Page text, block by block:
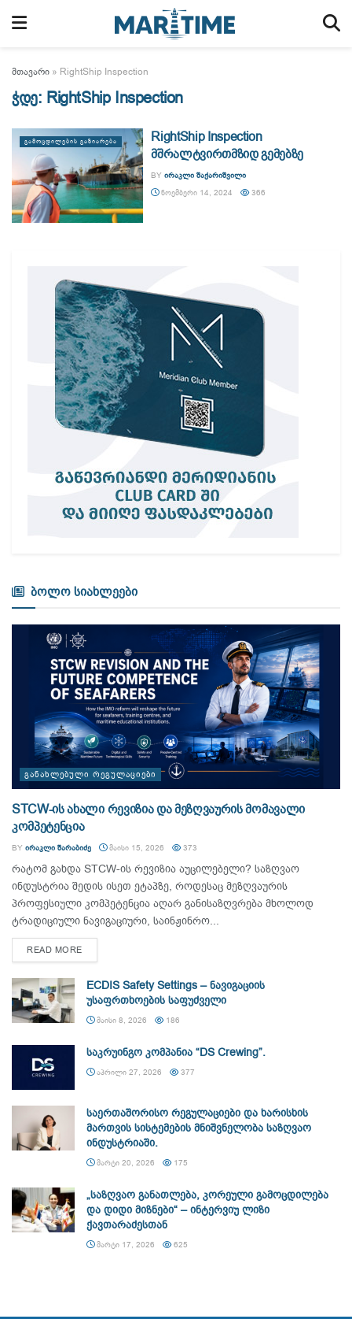
მთავარი » RightShip Inspection
ჭდე: RightShip Inspection
ᲒᲐᲛᲝᲪᲓᲘᲚᲔᲑᲘᲡ ᲒᲐᲖᲘᲐᲠᲔᲑᲐ
RightShip Inspection
მშრალტვირთმზიდ გემებზე
BY ᲘᲠᲐᲙᲚᲘ ᲨᲐᲥᲐᲠᲘᲨᲕᲘᲚᲘ
ᲜᲝᲔᲛᲑᲔᲠᲘ 14, 2024
366
ბოლო სიახლეები
ᲒᲐᲜᲐᲮᲚᲔᲑᲣᲚᲘ ᲠᲔᲒᲣᲚᲐᲪᲘᲔᲑᲘ
STCW-ის ახალი რევიზია და მეზღვაურის მომავალი
კომპეტენცია
BY ᲘᲠᲐᲙᲚᲘ ᲨᲐᲠᲐᲑᲘᲫᲔ ᲛᲐᲘᲡᲘ 15, 2026 373
რატომ გახდა STCW-ის რევიზია აუცილებელი? საზღვაო
ინდუსტრია შედის ისეთ ეტაპზე, როდესაც მეზღვაურის
პროფესიული კომპეტენცია აღარ განისაზღვრება მხოლოდ
ტრადიციული ნავიგაციური, საინჟინრო...
READ MOREDETAILS
ECDIS Safety Settings – ნავიგაციის
უსაფრთხოების საფუძველი
ᲛᲐᲘᲡᲘ 8, 2026 186
საკრუინგო კომპანია “DS Crewing”.
ᲐᲞᲠᲘᲚᲘ 27, 2026 377
საერთაშორისო რეგულაციები და ხარისხის
მართვის სისტემების მნიშვნელობა საზღვაო
ინდუსტრიაში.
ᲛᲐᲠᲢᲘ 20, 2026 175
„საზღვაო განათლება, კორეული გამოცდილება
და დიდი მიზნები“ – ინტერვიუ ლიზი
ქავთარაძესთან
ᲛᲐᲠᲢᲘ 17, 2026 625